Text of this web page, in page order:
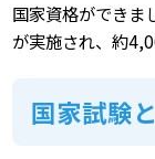
国家資格ができま
が実施され、約
国家試験